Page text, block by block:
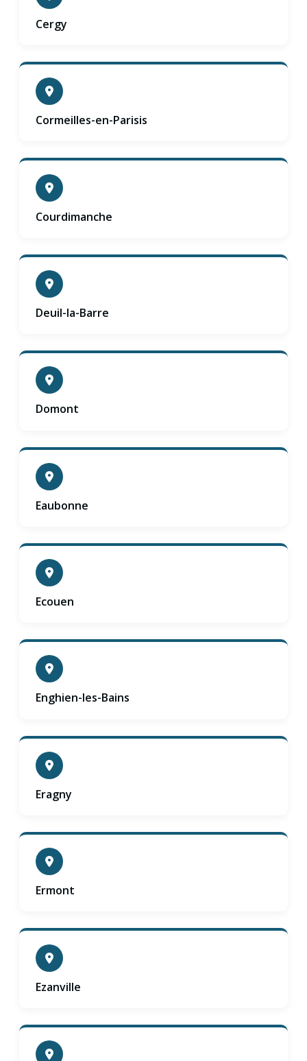
Cergy
Cormeilles-en-Parisis
Courdimanche
Deuil-la-Barre
Domont
Eaubonne
Ecouen
Enghien-les-Bains
Eragny
Ermont
Ezanville